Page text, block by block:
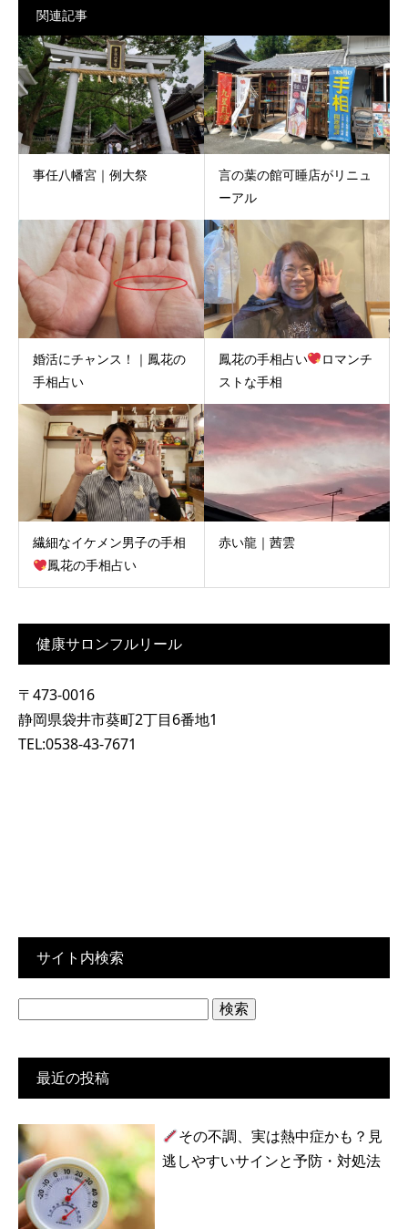
関連記事
事任八幡宮｜例大祭
言の葉の館可睡店がリニュ
ーアル
婚活にチャンス！｜鳳花の
手相占い
鳳花の手相占い
ロマンチ
ストな手相
繊細なイケメン男子の手相
鳳花の手相占い
赤い龍｜茜雲
健康サロンフルリール
〒473-0016
静岡県袋井市葵町2丁目6番地1
TEL:0538-43-7671
サイト内検索
最近の投稿
その不調、実は熱中症かも？見
逃しやすいサインと予防・対処法